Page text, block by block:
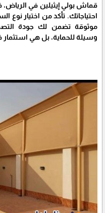
قماش بولي إيثيلين في الرياض،
احتياجاتك. تأكد من اختيار نوع
موثوقة تضمن لك جودة
وسيلة للحماية، بل هي استثمار